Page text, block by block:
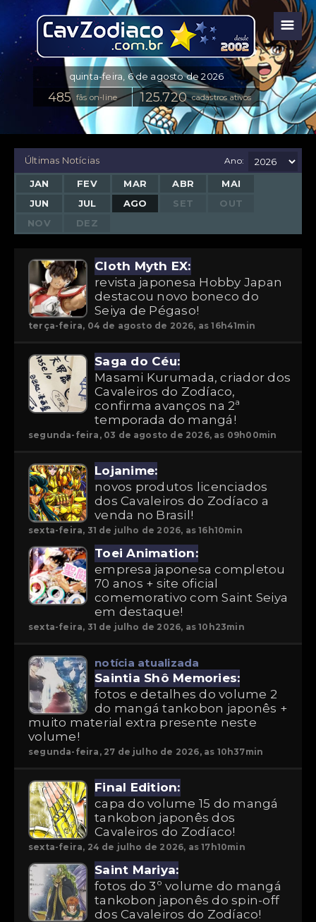
☰
fãs on-line cadastros ativos
Últimas Notícias Ano:
JAN FEV MAR ABR
MAI
JUN
JUL AGO SET
OUT
NOV
DEZ
Cloth Myth EX:
revista japonesa Hobby Japan
destacou novo boneco do
Seiya de Pégaso!
terça-feira, 04 de agosto de 2026, as 16h41min
Saga do Céu:
Masami Kurumada, criador dos
Cavaleiros do Zodíaco,
confirma avanços na 2ª
temporada do mangá!
segunda-feira, 03 de agosto de 2026, as 09h00min
Lojanime:
novos produtos licenciados
dos Cavaleiros do Zodíaco a
venda no Brasil!
sexta-feira, 31 de julho de 2026, as 16h10min
Toei Animation:
empresa japonesa completou
70 anos + site oficial
comemorativo com Saint Seiya
em destaque!
sexta-feira, 31 de julho de 2026, as 10h23min
notícia atualizada
Saintia Shô Memories:
fotos e detalhes do volume 2
do mangá tankobon japonês +
muito material extra presente neste
volume!
segunda-feira, 27 de julho de 2026, as 10h37min
Final Edition:
capa do volume 15 do mangá
tankobon japonês dos
Cavaleiros do Zodíaco!
sexta-feira, 24 de julho de 2026, as 17h10min
Saint Mariya:
fotos do 3º volume do mangá
tankobon japonês do spin-off
dos Cavaleiros do Zodíaco!